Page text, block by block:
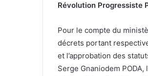
Révolution Progressiste
Pour le compte du
décrets portant
et l’approbation des
Serge Gnaniodem